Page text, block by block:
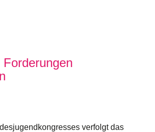
Forderungen
verfolgt das